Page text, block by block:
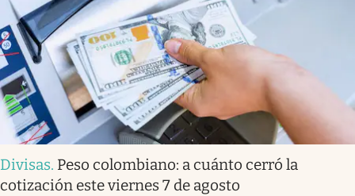
Divisas. Peso colombiano: a cuánto cerró la
cotización este viernes 7 de agosto